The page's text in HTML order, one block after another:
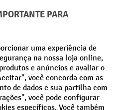
Pré-pagamento